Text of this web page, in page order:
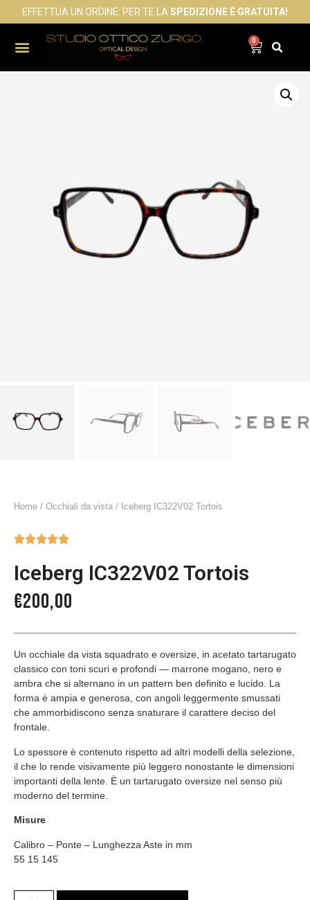
EFFETTUA UN ORDINE: PER TE LA SPEDIZIONE È GRATUITA!
0
Home / Occhiali da vista / Iceberg IC322V02 Tortois

Iceberg IC322V02 Tortois
€200,00
Un occhiale da vista squadrato e oversize, in acetato tartarugato
classico con toni scuri e profondi — marrone mogano, nero e
ambra che si alternano in un pattern ben definito e lucido. La
forma è ampia e generosa, con angoli leggermente smussati
che ammorbidiscono senza snaturare il carattere deciso del
frontale.
Lo spessore è contenuto rispetto ad altri modelli della selezione,
il che lo rende visivamente più leggero nonostante le dimensioni
importanti della lente. È un tartarugato oversize nel senso più
moderno del termine.
Misure
Calibro – Ponte – Lunghezza Aste in mm
55 15 145